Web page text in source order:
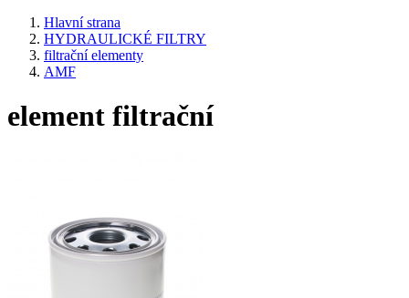
Hlavní strana
HYDRAULICKÉ FILTRY
filtrační elementy
AMF
element filtrační